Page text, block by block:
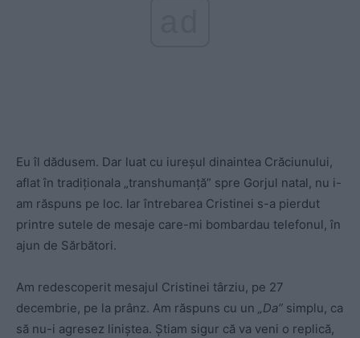
Eu îl dădusem. Dar luat cu iureșul dinaintea Crăciunului,
aflat în tradiționala „transhumanță” spre Gorjul natal, nu i-
am răspuns pe loc. Iar întrebarea Cristinei s-a pierdut
printre sutele de mesaje care-mi bombardau telefonul, în
ajun de Sărbători.
Am redescoperit mesajul Cristinei târziu, pe 27
decembrie, pe la prânz. Am răspuns cu un „Da” simplu, ca
să nu-i agresez liniștea. Știam sigur că va veni o replică,